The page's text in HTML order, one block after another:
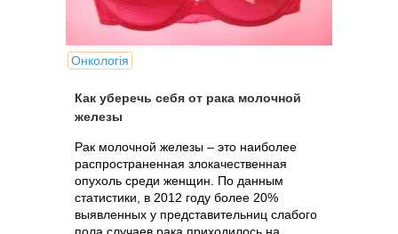
Онкологія
Как уберечь себя от рака молочной
железы
Рак молочной железы – это наиболее
распространенная злокачественная
опухоль среди женщин. По данным
статистики, в 2012 году более 20%
выявленных у представительниц слабого